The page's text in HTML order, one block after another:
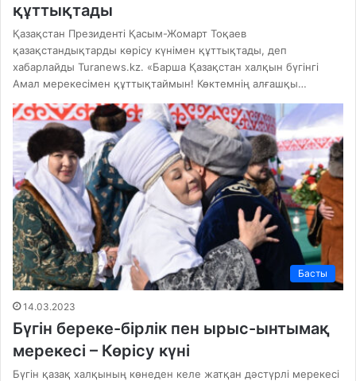
құттықтады
Қазақстан Президенті Қасым-Жомарт Тоқаев
қазақстандықтарды көрісу күнімен құттықтады, деп
хабарлайды Turanews.kz. «Барша Қазақстан халқын бүгінгі
Амал мерекесімен құттықтаймын! Көктемнің алғашқы…
Басты
14.03.2023
Бүгін береке-бірлік пен ырыс-ынтымақ
мерекесі – Көрісу күні
Бүгін қазақ халқының көнеден келе жатқан дәстүрлі мерекесі